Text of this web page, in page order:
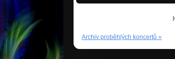
Archiv proběhlých koncertů »